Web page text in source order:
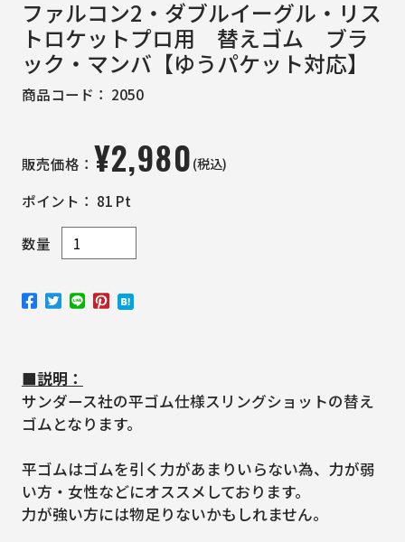
ファルコン2・ダブルイーグル・リス
トロケットプロ用 替えゴム ブラ
ック・マンバ【ゆうパケット対応】
商品コード： 2050
販売価格： ¥2,980(税込)
ポイント： 81 Pt
数量
■説明：
サンダース社の平ゴム仕様スリングショットの替え
ゴムとなります。
平ゴムはゴムを引く力があまりいらない為、力が弱
い方・女性などにオススメしております。
力が強い方には物足りないかもしれません。